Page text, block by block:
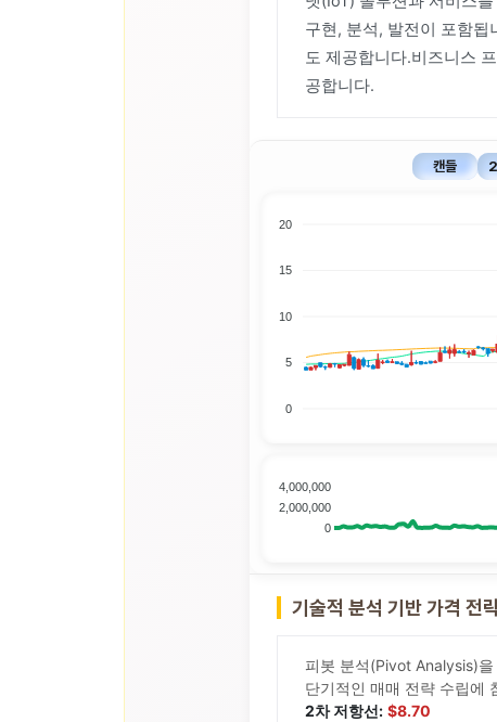
구현, 분석, 발전이 포함됩
도 제공합니다.비즈니스
공합니다.
캔들
20
15
10
5
0
4,000,000
2,000,000
0
기술적 분석 기반 가격 전
피봇 분석(Pivot Analysis)
단기적인 매매 전략 수립에
2차 저항선: $8.70